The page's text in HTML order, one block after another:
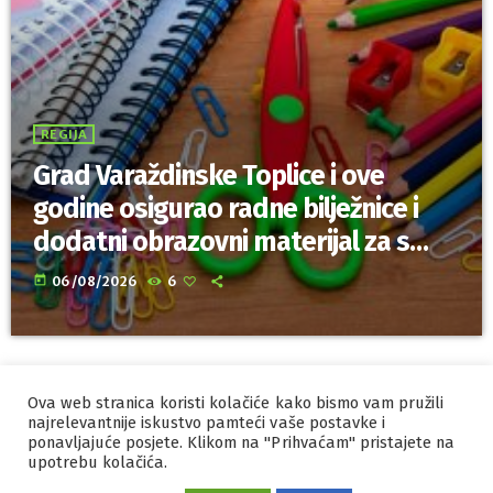
REGIJA
Grad Varaždinske Toplice i ove
godine osigurao radne bilježnice i
dodatni obrazovni materijal za sve
osnovnoškolce
today 06/08/2026 6
IZRADA I HOSTINGORBIS
MARKETING
PRAVILA PRIVATNOSTI
Ova web stranica koristi kolačiće kako bismo vam pružili
najrelevantnije iskustvo pamteći vaše postavke i
ponavljajuće posjete. Klikom na "Prihvaćam" pristajete na
upotrebu kolačića.